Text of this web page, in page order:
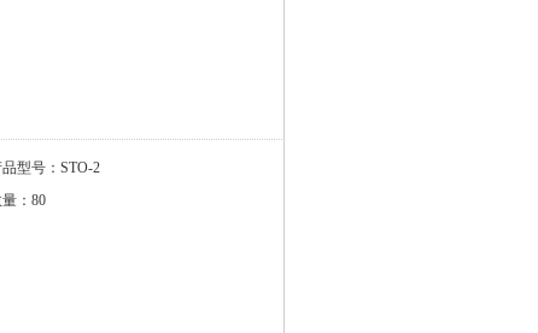
品型号：STO-2
：80